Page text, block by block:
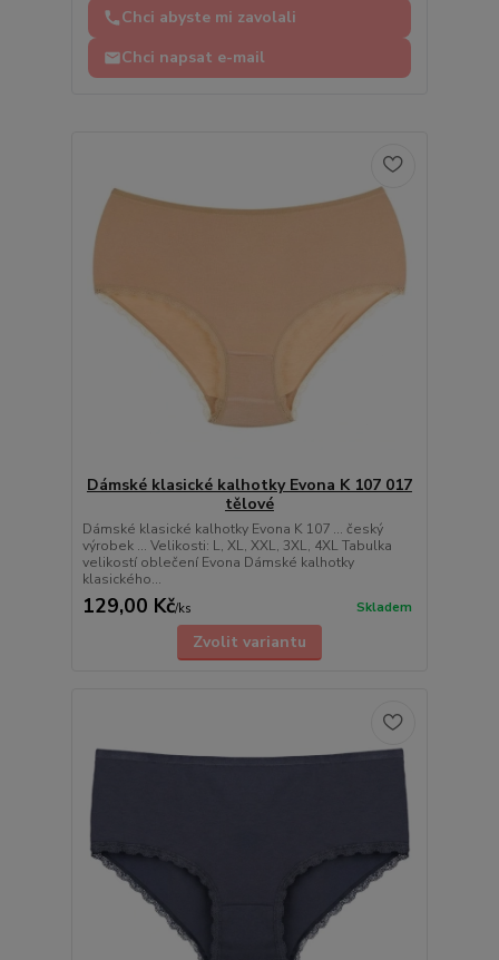
Chci abyste mi zavolali
Chci napsat e-mail
Dámské klasické kalhotky Evona K 107 017
tělové
Dámské klasické kalhotky Evona K 107 ... český
výrobek ... Velikosti: L, XL, XXL, 3XL, 4XL Tabulka
velikostí oblečení Evona Dámské kalhotky
klasického...
129,00 Kč/ks Skladem
Zvolit variantu